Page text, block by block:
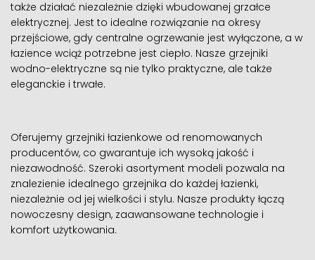
także działać niezależnie dzięki wbudowanej grzałce
elektrycznej. Jest to idealne rozwiązanie na okresy
przejściowe, gdy centralne ogrzewanie jest wyłączone, a w
łazience wciąż potrzebne jest ciepło. Nasze grzejniki
wodno-elektryczne są nie tylko praktyczne, ale także
eleganckie i trwałe.
Oferujemy grzejniki łazienkowe od renomowanych
producentów, co gwarantuje ich wysoką jakość i
niezawodność. Szeroki asortyment modeli pozwala na
znalezienie idealnego grzejnika do każdej łazienki,
niezależnie od jej wielkości i stylu. Nasze produkty łączą
nowoczesny design, zaawansowane technologie i
komfort użytkowania.